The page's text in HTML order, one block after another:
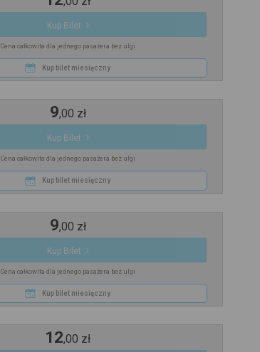
Kup Bilet
Cena całkowita dla jednego pasażera bez ulgi
Kup bilet miesięczny
9,00 zł
Kup Bilet
Cena całkowita dla jednego pasażera bez ulgi
Kup bilet miesięczny
9,00 zł
Kup Bilet
Cena całkowita dla jednego pasażera bez ulgi
Kup bilet miesięczny
12,00 zł